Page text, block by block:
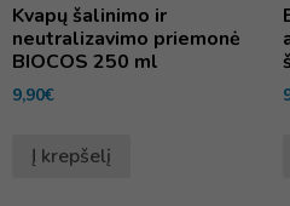
Kvapų šalinimo ir
neutralizavimo priemonė
BIOCOS 250 ml
9,90€
Į krepšelį